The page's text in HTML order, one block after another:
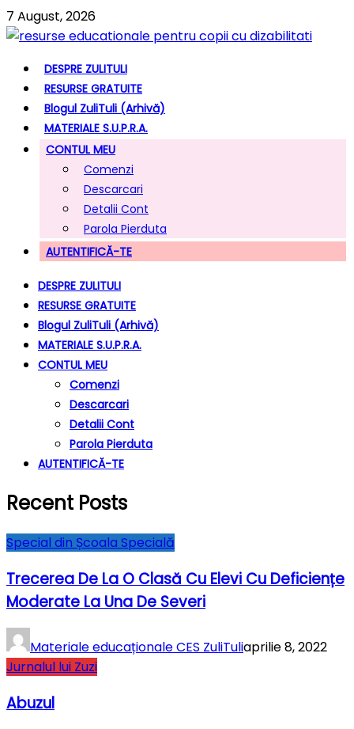
7 August, 2026
DESPRE ZULITULI
RESURSE GRATUITE
Blogul ZuliTuli (arhivă)
MATERIALE S.U.P.R.A.
CONTUL MEU
Comenzi
Descarcari
Detalii Cont
Parola Pierduta
AUTENTIFICĂ-TE
DESPRE ZULITULI
RESURSE GRATUITE
Blogul ZuliTuli (arhivă)
MATERIALE S.U.P.R.A.
CONTUL MEU
Comenzi
Descarcari
Detalii Cont
Parola Pierduta
AUTENTIFICĂ-TE
Recent Posts
Special din Școala Specială
Trecerea De La O Clasă Cu Elevi Cu Deficiențe
Moderate La Una De Severi
Materiale educaționale CES ZuliTuliaprilie 8, 2022
Jurnalul lui Zuzi
Abuzul